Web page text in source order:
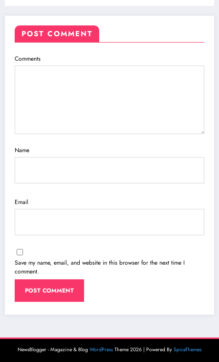
POST COMMENT
Comments
Name
Email
Save my name, email, and website in this browser for the next time I
comment.
NewsBlogger - Magazine & Blog WordPress Theme 2026 | Powered By SpiceThemes